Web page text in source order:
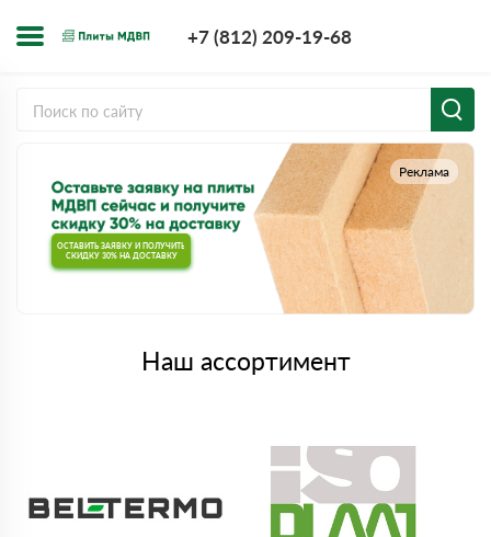
+7 (812) 209-19-68
Реклама
ОСТАВИТЬ ЗАЯВКУ И ПОЛУЧИТЬ
СКИДКУ 30% НА ДОСТАВКУ
Наш ассортимент